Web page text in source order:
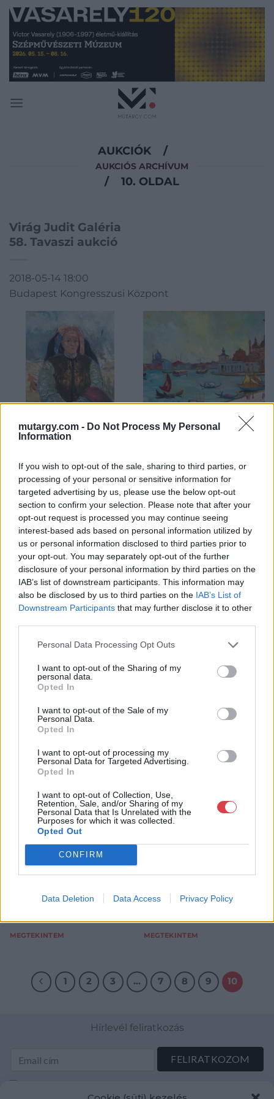
mutargy.com - Do Not Process My Personal
Information
If you wish to opt-out of the sale, sharing to third parties, or
processing of your personal or sensitive information for
targeted advertising by us, please use the below opt-out
section to confirm your selection. Please note that after your
opt-out request is processed you may continue seeing
interest-based ads based on personal information utilized by
us or personal information disclosed to third parties prior to
your opt-out. You may separately opt-out of the further
disclosure of your personal information by third parties on the
IAB’s list of downstream participants. This information may
also be disclosed by us to third parties on the IAB’s List of
Downstream Participants that may further disclose it to other
Personal Data Processing Opt Outs
I want to opt-out of the Sharing of my
personal data.
Opted In
I want to opt-out of the Sale of my
Personal Data.
Opted In
I want to opt-out of processing my
Personal Data for Targeted Advertising.
Opted In
I want to opt-out of Collection, Use,
Retention, Sale, and/or Sharing of my
Personal Data that Is Unrelated with the
Purposes for which it was collected.
Opted Out
CONFIRM
Data Deletion Data Access Privacy Policy
Skip
content
AUKCIÓK /
AUKCIÓS ARCHÍVUM
/ 10. OLDAL
Virág Judit Galéria
58. Tavaszi aukció
2018-05-14 18:00
Budapest Kongresszusi Központ
Bernáth Aurél (1895-
1982) Pusztai lány
(Pásztorlány,
Parasztlány), 1936-1937
Olaj, vászon 100,5x73,5 cm
Kikiáltási ár:2 400 000Ft
Aukció:58. Tavaszi aukció
Aukció időpontja: 2018-05-14
18:00
MEGTEKINTEM
Tibor Ernő (1885-1945)
Velence
Olaj, papírlemez 70x99,5 cm
Kikiáltási ár:550 000Ft
Aukció:58. Tavaszi aukció
Aukció időpontja: 2018-05-14
18:00
MEGTEKINTEM
FESTMÉNY, GRAFIKA
Gimes Lajos (1886-
1945) Dalmát kikötő
Olaj, vászon 80x100 cm
Kikiáltási ár:280 000Ft
Aukció időpontja: 2018-05-14
MEGTEKINTEM
Szőnyi István (1894-
1960) Zebegényi
domboldal alkonyi
Kikiáltási ár:4 200 000Ft
Aukció időpontja: 2018-05-14
MEGTEKINTEM
1 2 3 … 7 8 9 10
Hírlevél feliratkozás